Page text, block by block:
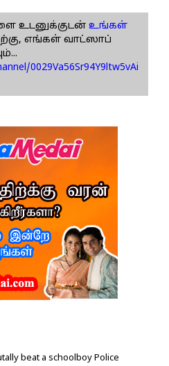
உடனுக்குடன் உங்கள்
எங்கள் வாட்ஸாப்
0029Va56Sr94Y9ltw5vAi
beat a schoolboy Police